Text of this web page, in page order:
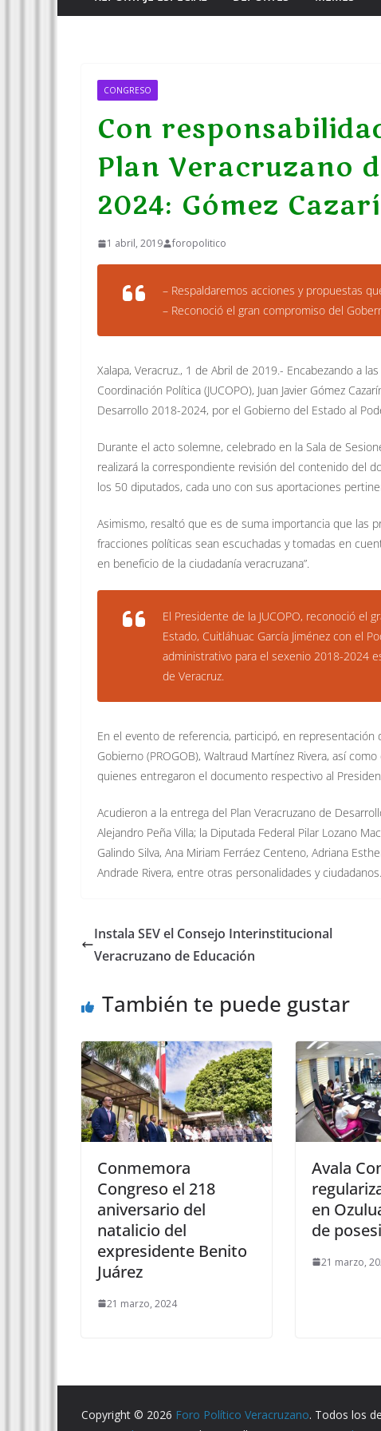
CONGRESO
Con
Plan Veracruzano
2024: Gómez
1 abril, 2019 foropolitico
– Respaldaremos acciones y propuestas
– Reconoció el gran compromiso del
Xalapa, Veracruz., 1 de Abril de 2019.- Encabezando a
Coordinación Política (JUCOPO), Juan Javier Gómez
Desarrollo 2018-2024, por el Gobierno del Estado al
Durante el acto solemne, celebrado en la Sala de
realizará la correspondiente revisión del contenido del
los 50 diputados, cada uno con sus aportaciones
Asimismo, resaltó que es de suma importancia que las
fracciones políticas sean escuchadas y tomadas en
en beneficio de la ciudadanía veracruzana”.
El Presidente de la JUCOPO, reconoció el
Estado, Cuitláhuac García Jiménez con el
administrativo para el sexenio 2018-2024
de Veracruz.
En el evento de referencia, participó, en
Gobierno (PROGOB), Waltraud Martínez Rivera, así
quienes entregaron el documento respectivo al
Acudieron a la entrega del Plan Veracruzano de
Alejandro Peña Villa; la Diputada Federal Pilar Lozano
Galindo Silva, Ana Miriam Ferráez Centeno, Adriana
Andrade Rivera, entre otras personalidades y ciudadanos.
Instala SEV el Consejo Interinstitucional
Veracruzano de Educación
También te puede gustar
Conmemora
Congreso el 218
aniversario del
natalicio del
expresidente Benito
Juárez
21 marzo, 2024
Avala
en
de
21 marzo,
Copyright © 2026 Foro Político Veracruzano. Todos los